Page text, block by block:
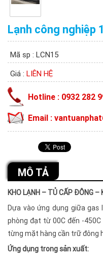
Lạnh công nghiệp
Mã sp : LCN15
Giá : LIÊN HỆ
Hotline : 0932 282
Email :
MÔ TẢ
KHO LẠNH – TỦ CẤP ĐÔNG –
Dựa vào ứng dụng giữa gas
phòng đạt từ 00C đến -
từng mặt hàng cần trữ đông
Ứng dụng trong sản xuất: